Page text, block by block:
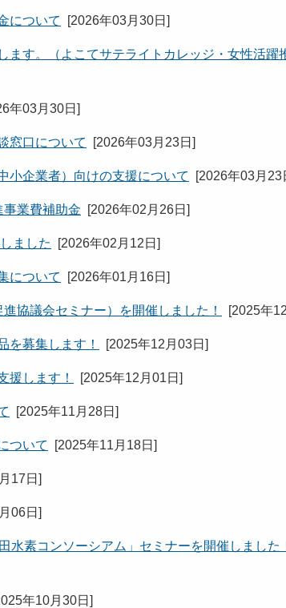
について [2026年03月30日 ]
す。（よこてサテライトカレッジ・女性活躍
年03月30日 ]
窓口について [2026年03月23日 ]
小企業者）向けの支援について [2026年03月23
事業費補助金 [2026年02月26日 ]
ました [2026年02月12日 ]
について [2026年01月16日 ]
協議会セミナー）を開催しました！ [2025年
を募集します！ [2025年12月03日 ]
援します！ [2025年12月01日 ]
[2025年11月28日 ]
ついて [2025年11月18日 ]
17日 ]
06日 ]
素コンソーシアム」セミナーを開催しました
年10月30日 ]